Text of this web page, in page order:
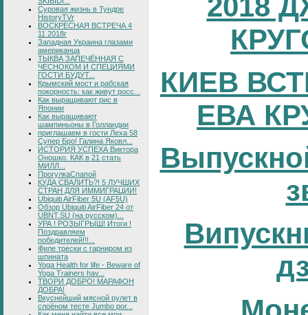
Суровая жизнь в Тундре
HistoryTVr
ВОСКРЕСНАЯ ВСТРЕЧА 4
11 2018г
Западная Украина глазами
американца
ТЫКВА ЗАПЕЧЁННАЯ С
ЧЕСНОКОМ И СПЕЦИЯМИ
ГОСТИ БУДУТ...
Крымский мост и рабская
покорность: как живут росс...
Как выращивают рис в
Японии
Как выращивают
шампиньоны в Голландии
приглашаем в гости Леха 58
Супер Бро! Галина Яковл...
ИСТОРИЯ УСПЕХА Виктора
Оношко. КАК в 21 стать
МИЛЛ...
ПрогулкаСпапой
КУДА СВАЛИТЬ?! 5 ЛУЧШИХ
СТРАН ДЛЯ ИММИГРАЦИИ!
Ubiquiti AirFiber 5U (AF5U)
Обзор Ubiquiti AirFiber 24 от
UBNT.SU (на русском)...
УРА ! РОЗЫГРЫШ! Итоги !
Поздравляем
победителей!!!...
Филе трески с гарниром из
шпината
Yoga Health for life - Beware of
Yoga Trainers hav...
ТВОРИ ДОБРО! МАРАФОН
ДОБРА!
Вкуснейший мясной рулет в
слоёном тесте Jumbo por...
КИЕВ
ЕВА